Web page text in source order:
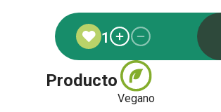
1
Producto
Vegano